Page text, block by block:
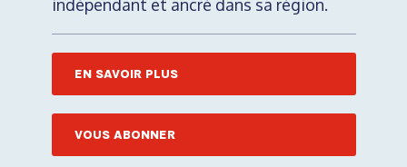
indépendant et ancré dans sa région.
EN SAVOIR PLUS
VOUS ABONNER